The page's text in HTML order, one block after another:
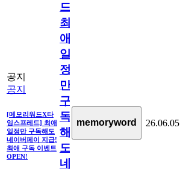
공지
공지
[메모리워드X타
임스프레드] 최애
일정만 구독해도
네이버페이 지급!
최애 구독 이벤트
OPEN!
드]
최
애
일
정
만
구
독
해
도
네
memoryword 26.06.05